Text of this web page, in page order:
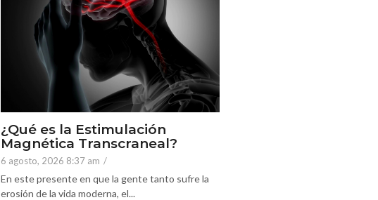
¿Qué es la Estimulación
Magnética Transcraneal?
6 agosto, 2026 8:37 am /
En este presente en que la gente tanto sufre la
erosión de la vida moderna, el...